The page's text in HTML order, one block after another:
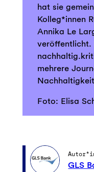
hat sie
Kolleg*innen
Annika Le
veröffentlicht.
mehrere
Foto: Elisa
GLS